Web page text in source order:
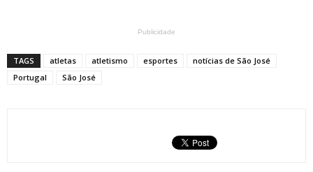
Publicidade
TAGS atletas atletismo esportes
notícias de São José
Portugal
São José